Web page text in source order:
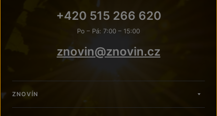
+420 515 266 620
Po – Pá: 7:00 – 15:00
znovin@znovin.cz
ZNOVÍN